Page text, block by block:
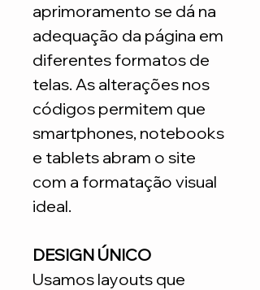
aprimoramento se dá na
adequação da página em
diferentes formatos de
telas. As alterações nos
códigos permitem que
smartphones, notebooks
e tablets abram o site
com a formatação visual
ideal.
DESIGN ÚNICO
Usamos layouts que